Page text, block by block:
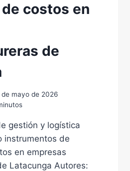
costos en
de
de mayo de 2026
gestión y logística
instrumentos de
en empresas
Latacunga Autores: